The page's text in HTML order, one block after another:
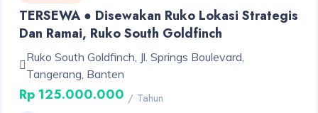
TERSEWA ● Disewakan Ruko Lokasi Strategis
Dan Ramai, Ruko South Goldfinch
Ruko South Goldfinch, Jl. Springs Boulevard,
Tangerang, Banten
Rp 125.000.000 / Tahun